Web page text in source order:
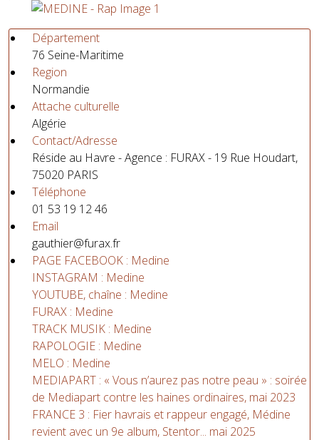
Département
76 Seine-Maritime
Region
Normandie
Attache culturelle
Algérie
Contact/Adresse
Réside au Havre - Agence : FURAX - 19 Rue Houdart,
75020 PARIS
Téléphone
01 53 19 12 46
Email
gauthier@furax.fr
PAGE FACEBOOK : Medine
INSTAGRAM : Medine
YOUTUBE, chaîne : Medine
FURAX : Medine
TRACK MUSIK : Medine
RAPOLOGIE : Medine
MELO : Medine
MEDIAPART : « Vous n’aurez pas notre peau » : soirée
de Mediapart contre les haines ordinaires, mai 2023
FRANCE 3 : Fier havrais et rappeur engagé, Médine
revient avec un 9e album, Stentor... mai 2025